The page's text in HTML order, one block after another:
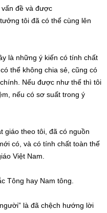
vấn đề và được
tôi đã có thể cùng lên
là những ý kiến có tính chất
thể không chia sẻ, cũng có
Nếu được như thế thì tôi
nếu có sơ suất trong ý
giáo theo tôi, đã có nguồn
có, và có tính chất toàn thế
Việt Nam.
Tông hay Nam tông.
là đã chệch hướng lời